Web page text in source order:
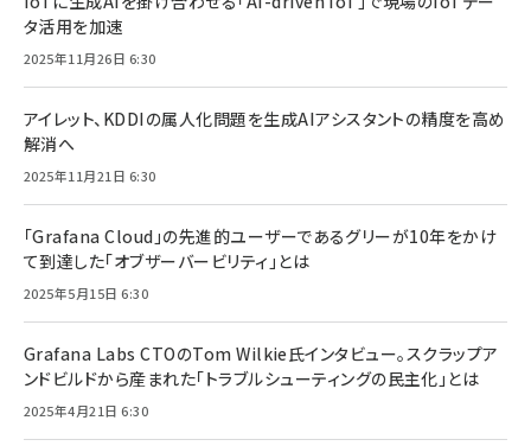
タ活用を加速
2025年11月26日 6:30
アイレット、KDDIの属人化問題を生成AIアシスタントの精度を高め
解消へ
2025年11月21日 6:30
「Grafana Cloud」の先進的ユーザーであるグリーが10年をかけ
て到達した「オブザーバービリティ」とは
2025年5月15日 6:30
Grafana Labs CTOのTom Wilkie氏インタビュー。スクラップア
ンドビルドから産まれた「トラブルシューティングの民主化」とは
2025年4月21日 6:30